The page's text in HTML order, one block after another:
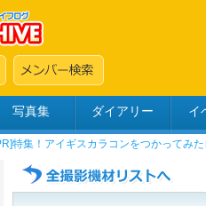
写真集 ダイアリー イ